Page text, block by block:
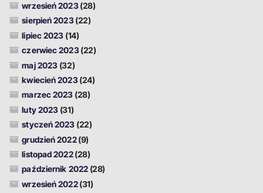
wrzesień 2023(28)
sierpień 2023(22)
lipiec 2023 (14)
czerwiec 2023(22)
maj 2023 (32)
kwiecień 2023(24)
marzec 2023 (28)
luty 2023 (31)
styczeń 2023 (22)
grudzień 2022(9)
listopad 2022(28)
październik 2022(28)
wrzesień 2022(31)